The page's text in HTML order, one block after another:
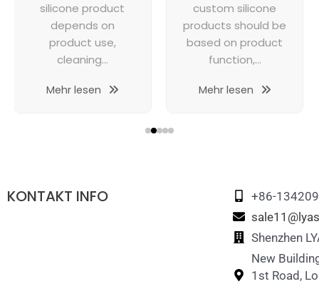
silicone product
depends on
product use,
cleaning...
Mehr lesen
custom silicone
products should be
based on product
function,...
Mehr lesen
KONTAKT INFO
+86-
Shenzhen
New
1st Road,